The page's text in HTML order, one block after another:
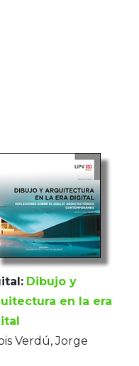
Dibujo y
en la era
Verdú, Jorge